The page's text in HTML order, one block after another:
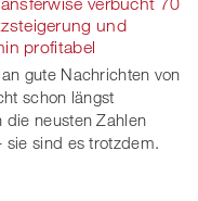
und
profitabel
gute Nachrichten von
schon längst
die neusten Zahlen
sie sind es trotzdem.